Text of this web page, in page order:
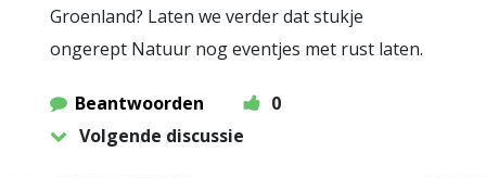
Groenland? Laten we verder dat stukje
ongerept Natuur nog eventjes met rust laten.
Beantwoorden
0
Volgende discussie